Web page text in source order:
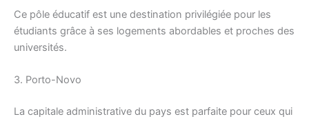
Ce pôle éducatif est une destination privilégiée pour les
étudiants grâce à ses logements abordables et proches des
universités.
3. Porto-Novo
La capitale administrative du pays est parfaite pour ceux qui